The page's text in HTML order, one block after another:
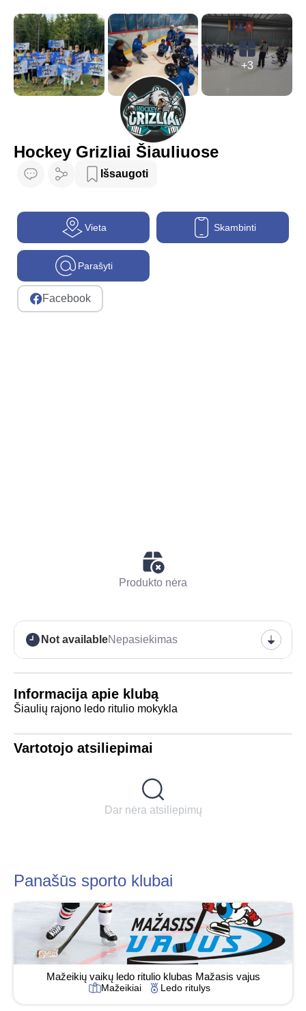
+3
Hockey Grizliai Šiauliuose
Išsaugoti
Informacija apie klubą
Šiaulių rajono ledo ritulio mokykla
Vartotojo atsiliepimai
Dar nėra atsiliepimų
Vieta Skambinti
Parašyti
Facebook
Produkto nėra
Not availableNepasiekimas
Panašūs sporto klubai
Mažeikių vaikų ledo ritulio klubas Mažasis vajus
Mažeikiai Ledo ritulys